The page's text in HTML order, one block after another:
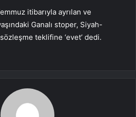
itibarıyla ayrılan ve
Ganalı stoper, Siyah-
sözleşme teklifine ‘evet’ dedi.